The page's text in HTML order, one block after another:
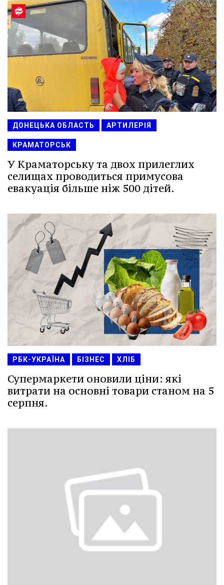
ДОНЕЦЬКА ОБЛАСТЬ АРТИЛЕРІЯ
КРАМАТОРСЬК
У Краматорську та двох прилеглих
селищах проводиться примусова
евакуація більше ніж 500 дітей.
РБК-УКРАЇНА БІЗНЕС ХЛІБ
Супермаркети оновили ціни: які
витрати на основні товари станом на 5
серпня.